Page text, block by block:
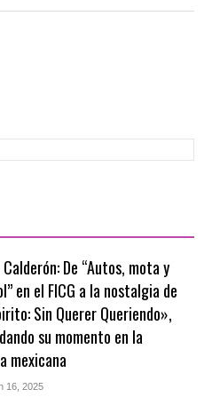
De “Autos, mota y
en el FICG a la nostalgia de
Sin Querer Queriendo»,
su momento en la
mexicana
16, 2025